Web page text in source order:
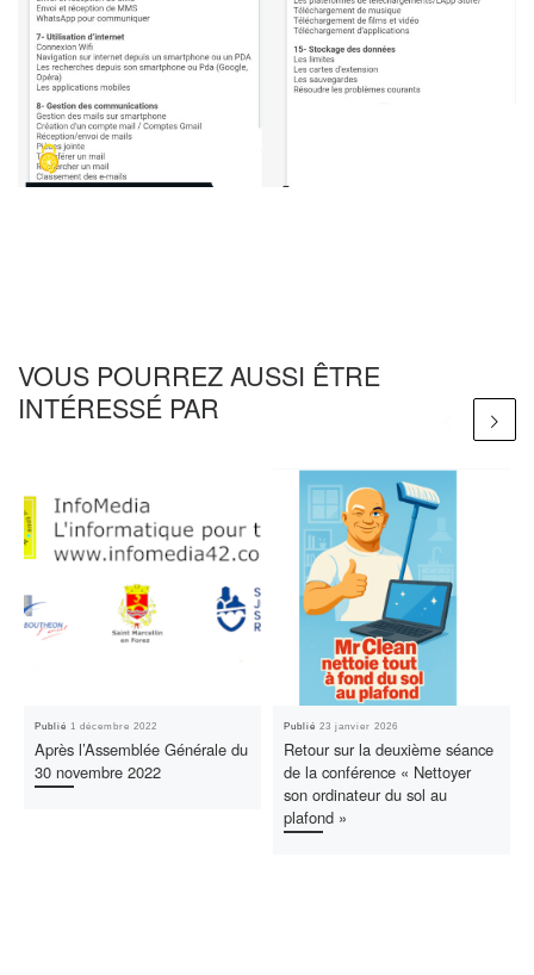
VOUS POURREZ AUSSI ÊTRE
INTÉRESSÉ PAR
Publié1 décembre 2022
Après l’Assemblée Générale du
30 novembre 2022
Publié23 janvier 2026
Retour sur la deuxième séance
de la conférence « Nettoyer
son ordinateur du sol au
plafond »